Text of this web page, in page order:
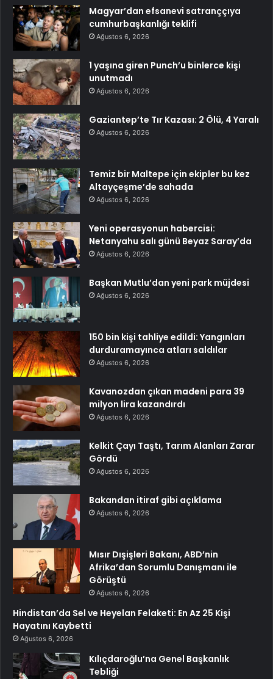
Magyar’dan efsanevi satranççıya
cumhurbaşkanlığı teklifi
Ağustos 6, 2026
1 yaşına giren Punch’u binlerce kişi
unutmadı
Ağustos 6, 2026
Gaziantep’te Tır Kazası: 2 Ölü, 4 Yaralı
Ağustos 6, 2026
Temiz bir Maltepe için ekipler bu kez
Altayçeşme’de sahada
Ağustos 6, 2026
Yeni operasyonun habercisi:
Netanyahu salı günü Beyaz Saray’da
Ağustos 6, 2026
Başkan Mutlu’dan yeni park müjdesi
Ağustos 6, 2026
150 bin kişi tahliye edildi: Yangınları
durduramayınca atları saldılar
Ağustos 6, 2026
Kavanozdan çıkan madeni para 39
milyon lira kazandırdı
Ağustos 6, 2026
Kelkit Çayı Taştı, Tarım Alanları Zarar
Gördü
Ağustos 6, 2026
Bakandan itiraf gibi açıklama
Ağustos 6, 2026
Mısır Dışişleri Bakanı, ABD’nin
Afrika’dan Sorumlu Danışmanı ile
Görüştü
Ağustos 6, 2026
Hindistan’da Sel ve Heyelan Felaketi: En Az 25 Kişi
Hayatını Kaybetti
Ağustos 6, 2026
Kılıçdaroğlu’na Genel Başkanlık
Tebliği